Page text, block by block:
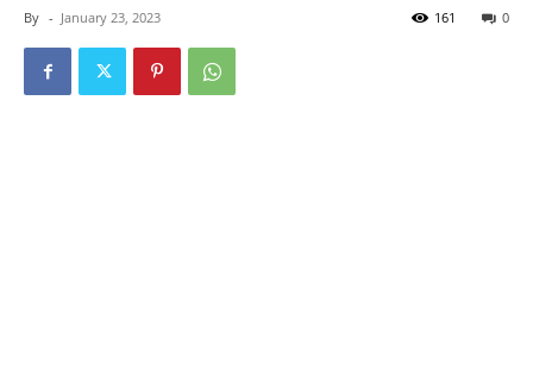
By - January 23, 2023 0
161